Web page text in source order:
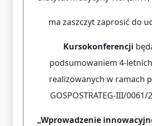
ma zaszczyt zaprosić do
Kursokonferencji
podsumowaniem 4-
realizowanych w ramach
GOSPOSTRATEG-III/0061/
„Wprowadzenie